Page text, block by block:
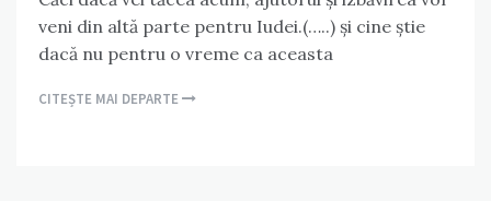
veni din altă parte pentru Iudei.(…..) și cine știe
dacă nu pentru o vreme ca aceasta
CITEȘTE MAI DEPARTE